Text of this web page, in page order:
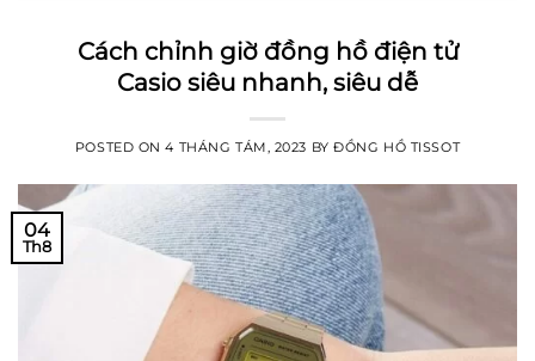
Cách chỉnh giờ đồng hồ điện tử
Casio siêu nhanh, siêu dễ
POSTED ON4 THÁNG TÁM, 2023 BYĐỒNG HỒ TISSOT
04
Th8